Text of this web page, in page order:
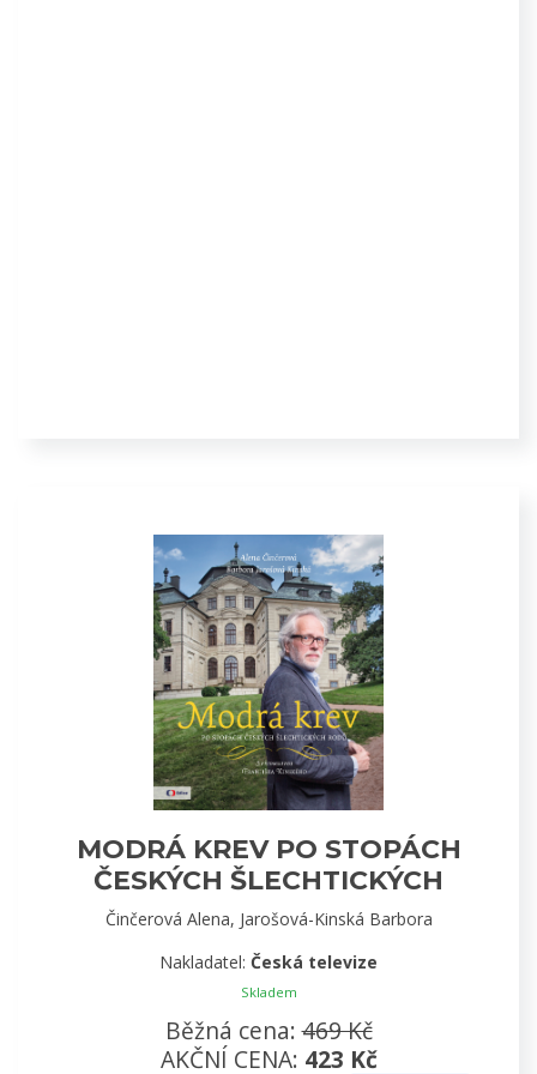
MODRÁ KREV PO STOPÁCH
ČESKÝCH ŠLECHTICKÝCH
RODŮ
Činčerová Alena, Jarošová-Kinská Barbora
Nakladatel: Česká televize
Skladem
Běžná cena:469 Kč
AKČNÍ CENA: 423 Kč